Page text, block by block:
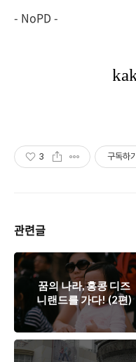
- NoPD -
3 구독하기
관련글
꿈의 나라, 홍콩 디즈
니랜드를 가다! (2편)